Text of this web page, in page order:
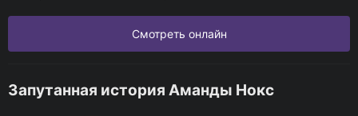
Смотреть онлайн
Запутанная история Аманды Нокс